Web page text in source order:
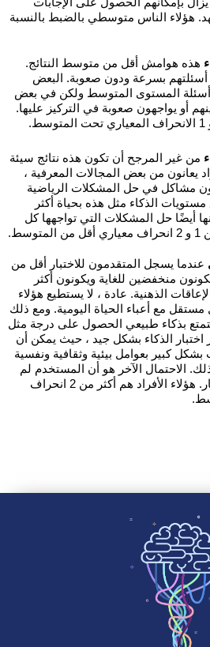
الناس متوسطي بالضبط بالنسبة
هوامش أقل من متوسط النتائج.
بسرعة ودون صعوبة. البعض
المستوى المتوسط ولكن في بعض
أو يواجهون صعوبة في التركيز عليها.
غير المرجح أن تكون هذه نتائج سيئة
من بعض المجالات المعرفية ،
في حل المشكلات الرياضية
الذكاء مثل هذه بحياة أكثر
أيضًا حل المشكلات التي تواجهها كل
يسجل المتقدمون للاختبار أقل من
منخفضين للغاية ويكونون أكثر
الذهنية. عادة ، لا يستطيع هؤلاء
مع أعباء الحياة اليومية. ومع ذلك
بذكاء طبيعي الحصول على درجة مثل
الذكاء بشكل جيد ، حيث يمكن أن
كبير بعوامل بيئية وثقافية ونفسية
الاحتمال الآخر هو أن المستخدم لم
يفهم تعليمات الاختبار. هؤلاء الأفراد هم أكثر من 2 انحراف